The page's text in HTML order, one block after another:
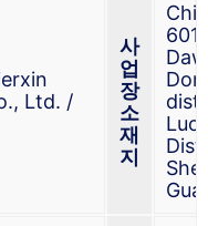
Ltd. /
사
업
장
소
재
지